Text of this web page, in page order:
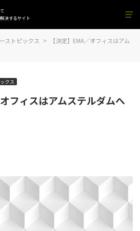
決するサイト
ストピックス
【決定】EMA／オフィスはアム
フィスはアムステルダムへ
クス